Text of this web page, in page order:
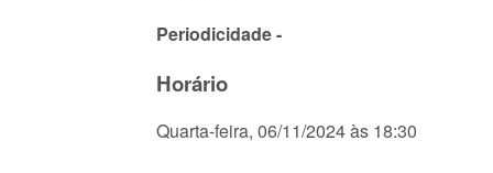
Periodicidade -
Horário
Quarta-feira, 06/11/2024 às 18:30